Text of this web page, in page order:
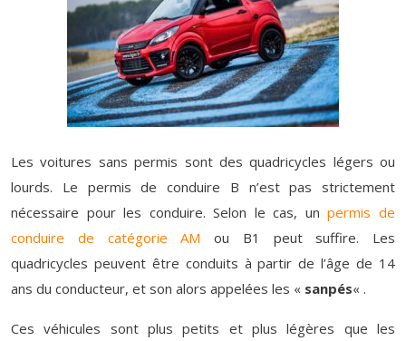
Les voitures sans permis sont des quadricycles légers ou
lourds. Le permis de conduire B n’est pas strictement
nécessaire pour les conduire. Selon le cas, unpermis de
conduire de catégorie AM ou B1 peut suffire. Les
quadricycles peuvent être conduits à partir de l’âge de 14
ans du conducteur, et son alors appelées les « sanpés« .
Ces véhicules sont plus petits et plus légères que les